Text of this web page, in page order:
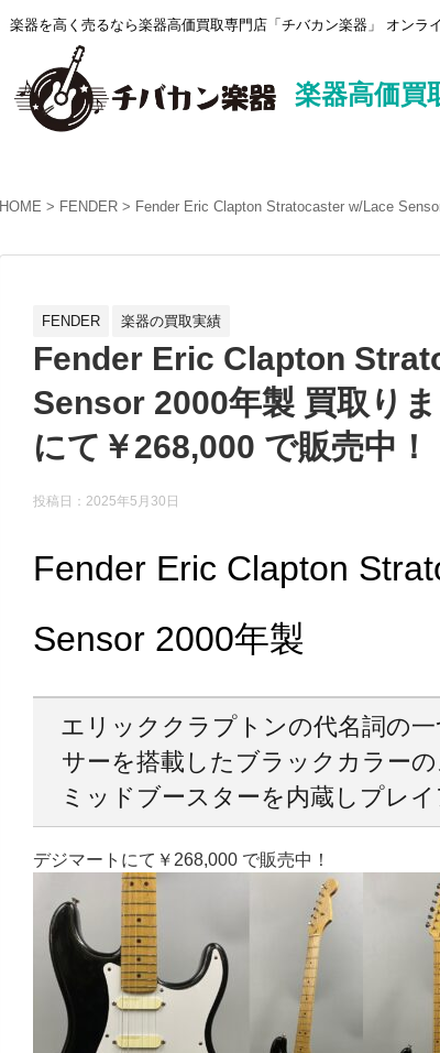
楽器を高く売るなら楽器高価買取専門店「チバカン楽器」 オンラ
楽器高価買
HOME FENDER Fender Eric Clapton Stratocaster w/Lace
FENDER 楽器の買取実績
Fender Eric Clapton
Sensor 2000年製 買取り
にて￥268,000 で販売中！
投稿日：2025年5月30日
Fender Eric Clapton
Sensor 2000年製
エリッククラプトンの代名詞の
サーを搭載したブラックカラーの
ミッドブースターを内蔵しプレ
デジマートにて￥268,000 で販売中！